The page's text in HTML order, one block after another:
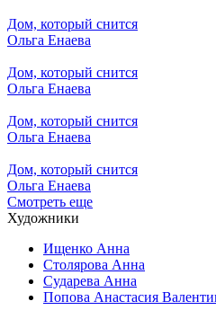
Дом, который снится
Ольга Енаева
Дом, который снится
Ольга Енаева
Дом, который снится
Ольга Енаева
Дом, который снится
Ольга Енаева
Смотреть еще
Художники
Ищенко Анна
Столярова Анна
Сударева Анна
Попова Анастасия